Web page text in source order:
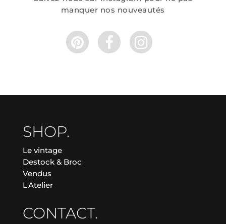
manquer nos nouveautés
SHOP.
Le vintage
Destock & Broc
Vendus
L'Atelier
CONTACT.